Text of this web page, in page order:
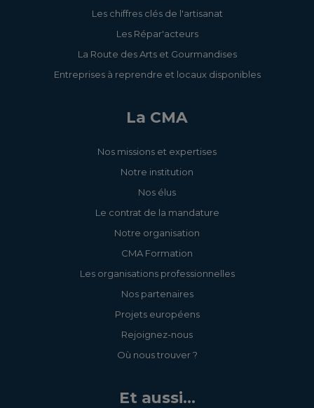
Les chiffres clés de l'artisanat
Les Répar'acteurs
La Route des Arts et Gourmandises
Entreprises à reprendre et locaux disponibles
La CMA
Nos missions et expertises
Notre institution
Nos élus
Le contrat de la mandature
Notre organisation
CMA Formation
Les organisations professionnelles
Nos partenaires
Projets européens
Rejoignez-nous
Où nous trouver ?
Et aussi...